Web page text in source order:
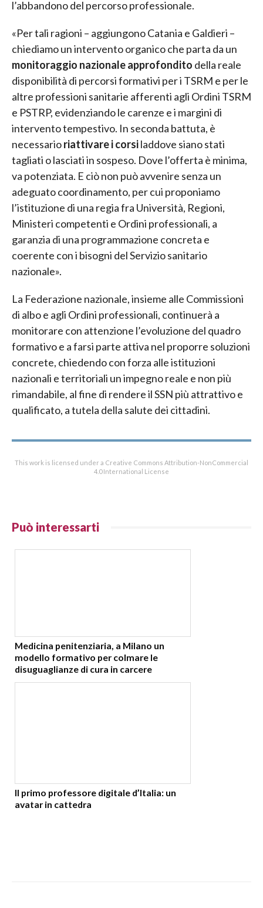
l’abbandono del percorso professionale.
«Per tali ragioni – aggiungono Catania e Galdieri –
chiediamo un intervento organico che parta da un
monitoraggio nazionale approfondito della reale
disponibilità di percorsi formativi per i TSRM e per le
altre professioni sanitarie afferenti agli Ordini TSRM
e PSTRP, evidenziando le carenze e i margini di
intervento tempestivo. In seconda battuta, è
necessarioriattivare i corsiladdove siano stati
tagliati o lasciati in sospeso. Dove l’offerta è minima,
va potenziata. E ciò non può avvenire senza un
adeguato coordinamento, per cui proponiamo
l’istituzione di una regia fra Università, Regioni,
Ministeri competenti e Ordini professionali, a
garanzia di una programmazione concreta e
coerente con i bisogni del Servizio sanitario
nazionale».
La Federazione nazionale, insieme alle Commissioni
di albo e agli Ordini professionali, continuerà a
monitorare con attenzione l’evoluzione del quadro
formativo e a farsi parte attiva nel proporre soluzioni
concrete, chiedendo con forza alle istituzioni
nazionali e territoriali un impegno reale e non più
rimandabile, al fine di rendere il SSN più attrattivo e
qualificato, a tutela della salute dei cittadini.
This work is licensed under a Creative Commons Attribution-NonCommercial
4.0 International License
Può interessarti
Medicina penitenziaria, a Milano un
modello formativo per colmare le
disuguaglianze di cura in carcere
Il primo professore digitale d’Italia: un
avatar in cattedra